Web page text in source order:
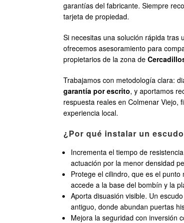
garantías del fabricante. Siempre
tarjeta de propiedad.
Si necesitas una solución rápida tras
ofrecemos asesoramiento para
propietarios de la zona de
Trabajamos con metodología clara:
garantía por escrito, y aportamos
respuesta reales en Colmenar Viejo,
experiencia local.
¿Por qué instalar un
Incrementa el tiempo de
actuación por la menor densidad
Protege el cilindro, que es el
accede a la base del bombín y la
Aporta disuasión visible. Un
antiguo, donde abundan puertas
Mejora la seguridad con inversión